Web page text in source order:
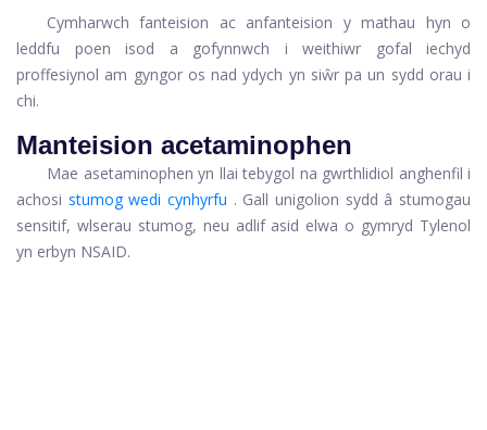
Cymharwch fanteision ac anfanteision y mathau hyn o
leddfu poen isod a gofynnwch i weithiwr gofal iechyd
proffesiynol am gyngor os nad ydych yn siŵr pa un sydd orau i
chi.
Manteision acetaminophen
Mae asetaminophen yn llai tebygol na gwrthlidiol anghenfil i
achosi stumog wedi cynhyrfu . Gall unigolion sydd â stumogau
sensitif, wlserau stumog, neu adlif asid elwa o gymryd Tylenol
yn erbyn NSAID.